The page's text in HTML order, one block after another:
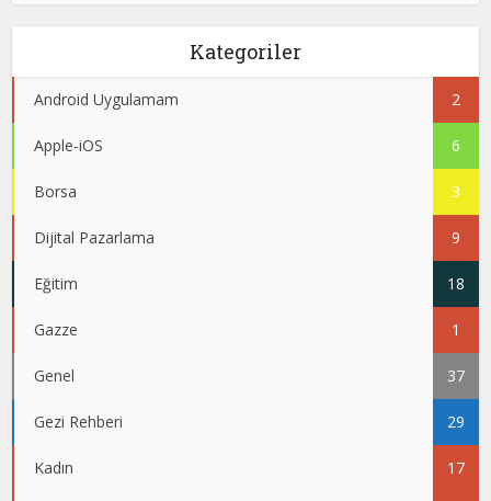
Kategoriler
Android Uygulamam 2
Apple-iOS 6
Borsa 3
Dijital Pazarlama 9
Eğitim 18
Gazze 1
Genel 37
Gezi Rehberi 29
Kadın 17